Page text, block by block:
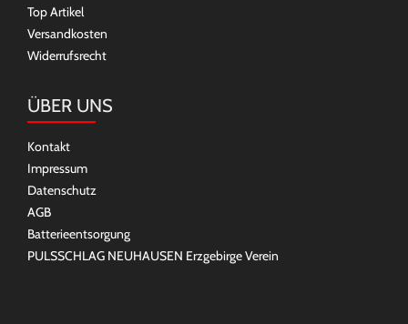
Top Artikel
Versandkosten
Widerrufsrecht
ÜBER UNS
Kontakt
Impressum
Datenschutz
AGB
Batterieentsorgung
PULSSCHLAG NEUHAUSEN Erzgebirge Verein